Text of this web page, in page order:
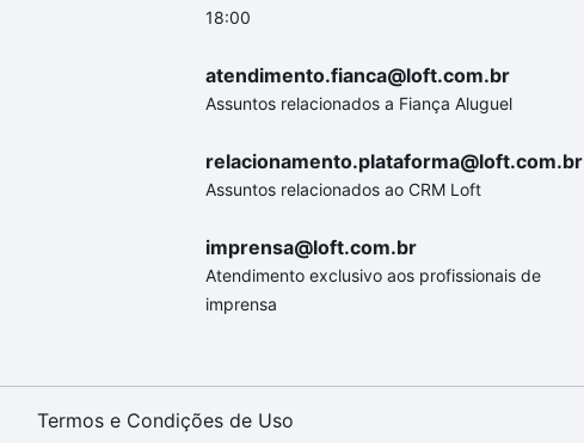
18:00
atendimento.fianca@loft.com.br
Assuntos relacionados a Fiança Aluguel
relacionamento.plataforma@loft.com.br
Assuntos relacionados ao CRM Loft
imprensa@loft.com.br
Atendimento exclusivo aos profissionais de
imprensa
Termos e Condições de Uso